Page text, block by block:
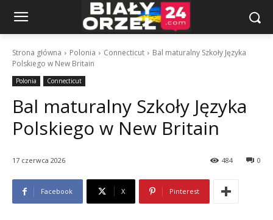
Strona główna Polonia Connecticut
Bal maturalny Szkoły Języka
Polskiego w New Britain
Polonia Connecticut
Bal maturalny Szkoły Języka
Polskiego w New Britain
17 czerwca 2026 0
484
Facebook X Pinterest